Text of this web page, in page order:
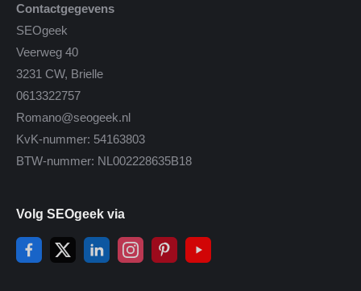
Contactgegevens
SEOgeek
Veerweg 40
3231 CW, Brielle
0613322757
Romano@seogeek.nl
KvK-nummer: 54163803
BTW-nummer: NL002228635B18
Volg SEOgeek via